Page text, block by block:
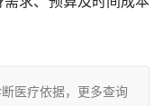
医疗依据，更多查询